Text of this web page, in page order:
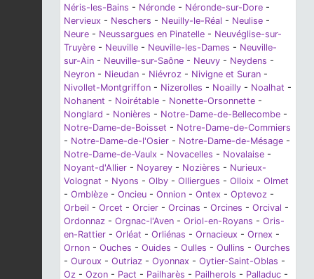
Néris-les-Bains - Néronde - Néronde-sur-Dore -
Nervieux - Neschers - Neuilly-le-Réal - Neulise -
Neure - Neussargues en Pinatelle - Neuvéglise-sur-
Truyère - Neuville - Neuville-les-Dames - Neuville-
sur-Ain - Neuville-sur-Saône - Neuvy - Neydens -
Neyron - Nieudan - Niévroz - Nivigne et Suran -
Nivollet-Montgriffon - Nizerolles - Noailly - Noalhat -
Nohanent - Noirétable - Nonette-Orsonnette -
Nonglard - Nonières - Notre-Dame-de-Bellecombe -
Notre-Dame-de-Boisset - Notre-Dame-de-Commiers
- Notre-Dame-de-l'Osier - Notre-Dame-de-Mésage -
Notre-Dame-de-Vaulx - Novacelles - Novalaise -
Noyant-d'Allier - Noyarey - Nozières - Nurieux-
Volognat - Nyons - Olby - Olliergues - Olloix - Olmet
- Omblèze - Oncieu - Onnion - Ontex - Optevoz -
Orbeil - Orcet - Orcier - Orcinas - Orcines - Orcival -
Ordonnaz - Orgnac-l'Aven - Oriol-en-Royans - Oris-
en-Rattier - Orléat - Orliénas - Ornacieux - Ornex -
Ornon - Ouches - Ouides - Oulles - Oullins - Ourches
- Ouroux - Outriaz - Oyonnax - Oytier-Saint-Oblas -
Oz - Ozon - Pact - Pailharès - Pailherols - Palladuc -